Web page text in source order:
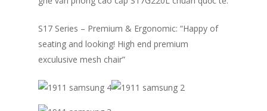
S17 Series – Premium & Ergonomic: “Happy of
seating and looking! High end premium
exculusive mesh chair”